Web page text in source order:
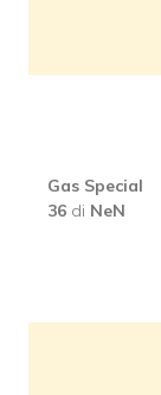
Gas Special
36 di NeN